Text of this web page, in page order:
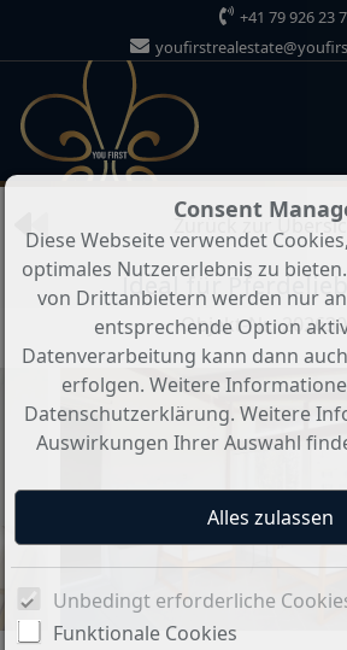
+41 79 926 23
Zurück zur
Ideal für
Objekt-Nr.:
Consent
Diese Webseite verwendet
optimales Nutzererlebnis zu
von Drittanbietern werden nur
entsprechende Option
Datenverarbeitung kann dann
erfolgen. Weitere
Datenschutzerklärung. Weitere
Auswirkungen Ihrer Auswahl
Unbedingt erforderliche
Funktionale Cookies